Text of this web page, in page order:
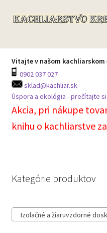
Preskočiť
Preskočiť
Domov
Všetky produkty
Môj účet
Košík
Kontakt na centrálu
Vitajte v našom kachliarskom
0902 037 027
sklad@kachliar.sk
Úspora a ekológia - prečítajte
Akcia, pri nákupe
knihu o kachliarstve
Kategórie produktov
Izolačné a žiaruvzdorné